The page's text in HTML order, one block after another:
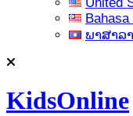
ພາສາລ
KidsOnline